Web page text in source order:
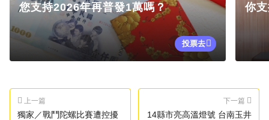
您支持2026年再普發1萬嗎？
投票去
你
上一篇
獨家／戰鬥陀螺比賽遭控擾
下一篇
14縣市亮高溫燈號 台南玉井